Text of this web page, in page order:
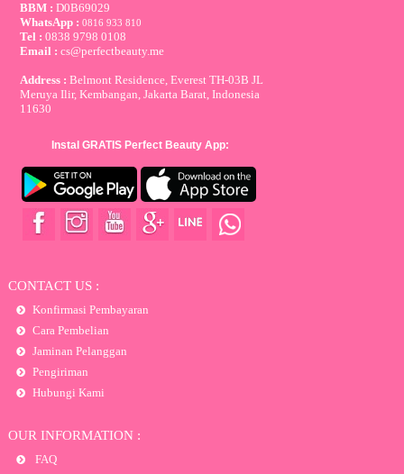
BBM : D0B69029
WhatsApp :0816 933 810
Tel :0838 9798 0108
Email :cs@perfectbeauty.me
Address : Belmont Residence, Everest TH-03B JL
Meruya Ilir, Kembangan, Jakarta Barat, Indonesia
11630
Instal GRATIS Perfect Beauty App:
CONTACT US :
Konfirmasi Pembayaran
Cara Pembelian
Jaminan Pelanggan
Pengiriman
Hubungi Kami
OUR INFORMATION :
FAQ